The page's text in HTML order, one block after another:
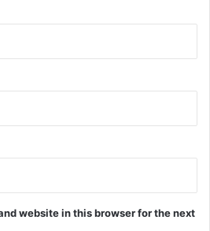
website in this browser for the next